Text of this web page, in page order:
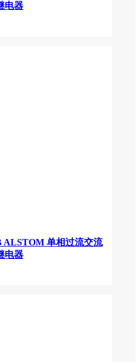
电器
ALSTOM 单相过流交流
电器